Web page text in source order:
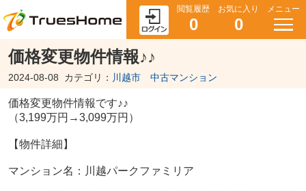
閲覧履歴
0
お気に入り
0
メニュー
価格変更物件情報♪♪
2024-08-08 カテゴリ： 川越市 中古マンション
価格変更物件情報です♪♪
（3,199万円→3,099万円）
【物件詳細】
マンション名：川越パークファミリア